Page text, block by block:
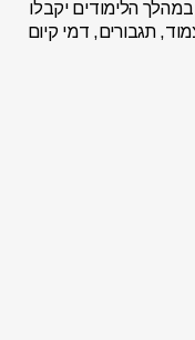
הלימודים יקבלו
תגבורים, דמי קיום